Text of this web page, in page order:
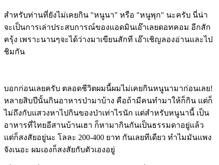
สำหรับท่านที่ยังไม่เคยกิน "หนูนา" หรือ "หนูพุก" นะครับ นี่น่า
จะเป็นการเล่าประสบการณ์ของแอดมินเอ๊าเลยดอทคอม อีกสัก
ครุ้ง เพราะนานๆจะได้ว่างมาเขียนสักที เอ๊าเชิญลองอ่านและไป
ชิมกัน
บอกก่อนเลยครับ ตลอดชีวิตผมนี้ผมไม่เคยกินหนูนามาก่อนเลย!
หลายสิบปีนั้นกินอาหารป่ามาบ้าง คือถ้ามีคนทำมาให้ก็กิน แต่ก็
ไม่ถึงกับแสวงหาไปกินของป่าเท่าไรนัก แต่สำหรับหนูนานี้ เป็น
อาหารที่ไทยอีสานบ้านเฮา ก็หามากินกันเป็นธรรมดาอยู่แล้ว
แต่ก็สงสัยอยู่นะ โลละ 200-400 ยาท กันเลยทีเดียว ทำไมมันแพง
จังเนอะ ผมเองก็สงสัยกับตัวเองอยู่